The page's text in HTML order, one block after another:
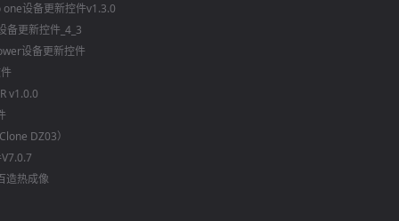
设备更新控件v1.3.0
备更新控件_4_3
设备更新控件
v1.0.0
DZ03）
造热成像